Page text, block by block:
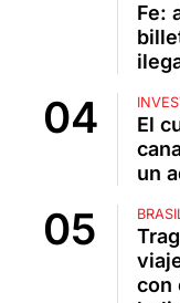
Fe:
El
un
con